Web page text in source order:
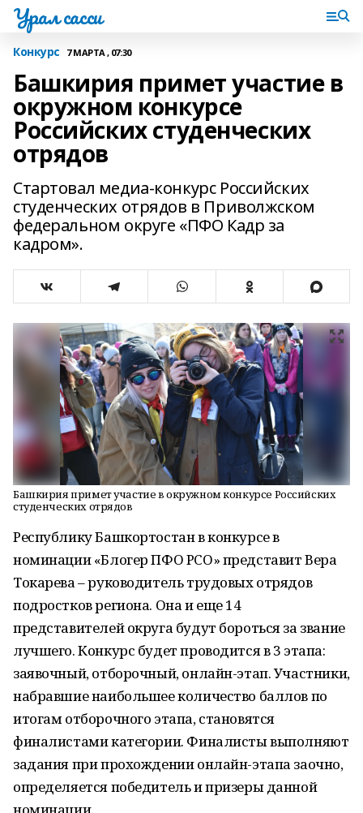
Урал сасси
Конкурс 7 МАРТА , 07:30
Башкирия примет участие в
окружном конкурсе
Российских студенческих
отрядов
Стартовал медиа-конкурс Российских
студенческих отрядов в Приволжском
федеральном округе «ПФО Кадр за
кадром».
Башкирия примет участие в окружном конкурсе Российских
студенческих отрядов
Республику Башкортостан в конкурсе в
номинации «Блогер ПФО РСО» представит Вера
Токарева – руководитель трудовых отрядов
подростков региона. Она и еще 14
представителей округа будут бороться за звание
лучшего. Конкурс будет проводится в 3 этапа:
заявочный, отборочный, онлайн-этап. Участники,
набравшие наибольшее количество баллов по
итогам отборочного этапа, становятся
финалистами категории. Финалисты выполняют
задания при прохождении онлайн-этапа заочно,
определяется победитель и призеры данной